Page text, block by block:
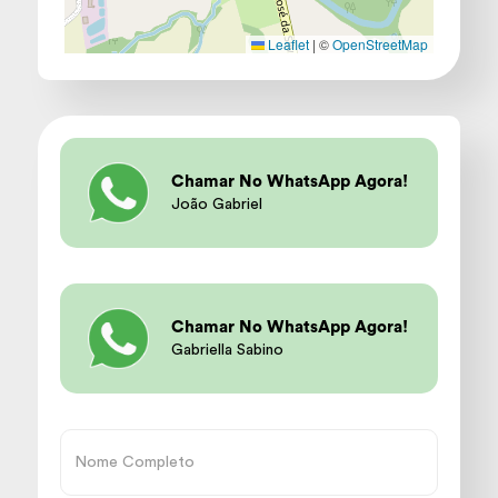
Leaflet | ©OpenStreetMap
Chamar No WhatsApp Agora!
João Gabriel
Chamar No WhatsApp Agora!
Gabriella Sabino